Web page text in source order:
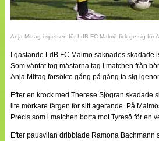
Anja Mittag i spetsen för LdB FC Malmö fick ge sig för
I gästande LdB FC Malmö saknades
Som väntat tog mästarna tag i matchen från
Anja Mittag försökte gång på gång ta sig
Efter en krock med Therese Sjögran skadade
lite mörkare färgen för sitt agerande. På
Precis som i matchen borta mot Tyresö för en
Efter pausvilan dribblade Ramona